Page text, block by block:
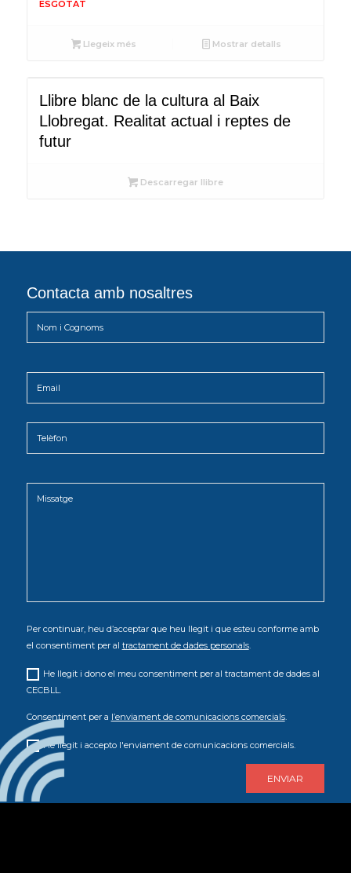
Llegeix més Mostrar detalls
Llibre blanc de la cultura al Baix
Llobregat. Realitat actual i reptes de
futur
Descarregar llibre
Contacta amb nosaltres
Per continuar, heu d’acceptar que heu llegit i que esteu conforme amb
el consentiment per al tractament de dades personals.
He llegit i dono el meu consentiment per al tractament de dades al
CECBLL.
Consentiment per a l’enviament de comunicacions comercials.
He llegit i accepto l'enviament de comunicacions comercials.